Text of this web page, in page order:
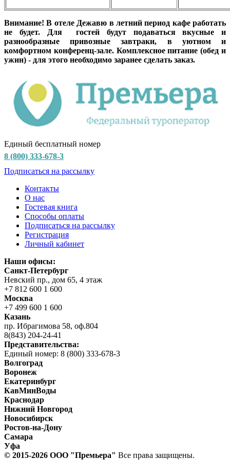
Внимание! В отеле Дежавю в летний период кафе работать
не будет. Для гостей будут подаваться вкусные и
разнообразные привозные завтраки, в уютном и
комфортном конференц-зале. Комплексное питание (обед и
ужин) - для этого необходимо заранее сделать заказ.
Единый бесплатный номер
8 (800) 333-678-3
Подписаться на рассылку
Контакты
О нас
Гостевая книга
Способы оплаты
Подписаться на рассылку
Регистрация
Личный кабинет
Наши офисы:
Санкт-Петербург
Невский пр., дом 65, 4 этаж
+7 812 600 1 600
Москва
+7 499 600 1 600
Казань
пр. Ибрагимова 58, оф.804
8(843) 204-24-41
Представительства:
Единый номер: 8 (800) 333-678-3
Волгоград
Воронеж
Екатеринбург
КавМинВоды
Краснодар
Нижний Новгород
Новосибирск
Ростов-на-Дону
Самара
Уфа
© 2015-2026 ООО "Прeмьера" Все права защищены.